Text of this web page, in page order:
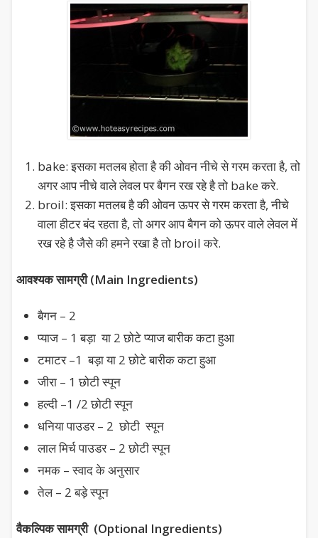
bake: इसका मतलब होता है की ओवन नीचे से गरम करता है, तो
अगर आप नीचे वाले लेवल पर बैगन रख रहे है तो bake करे.
broil: इसका मतलब है की ओवन ऊपर से गरम करता है, नीचे
वाला हीटर बंद रहता है, तो अगर आप बैगन को ऊपर वाले लेवल में
रख रहे है जैसे की हमने रखा है तो broil करे.
आवश्यक सामग्री (Main Ingredients)
बैगन – 2
प्याज – 1 बड़ा या 2 छोटे प्याज बारीक कटा हुआ
टमाटर –1 बड़ा या 2 छोटे बारीक कटा हुआ
जीरा – 1 छोटी स्पून
हल्दी –1 /2 छोटी स्पून
धनिया पाउडर – 2 छोटी स्पून
लाल मिर्च पाउडर – 2 छोटी स्पून
नमक – स्वाद के अनुसार
तेल – 2 बड़े स्पून
वैकल्पिक सामग्री (Optional Ingredients)